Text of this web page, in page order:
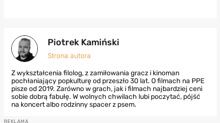
Piotrek Kamiński
Strona autora
Z wykształcenia filolog, z zamiłowania gracz i kinoman
pochłaniający popkulturę od przeszło 30 lat. O filmach na PPE
pisze od 2019. Zarówno w grach, jak i filmach najbardziej ceni
sobie dobrą fabułę. W wolnych chwilach lubi poczytać, pójść
na koncert albo rodzinny spacer z psem.